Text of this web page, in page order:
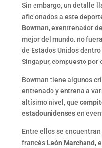
Sin embargo, un detalle
aficionados a este
Bowman,exentrenador
mejor del mundo, no
de Estados Unidos
Singapur, compuesto por
Bowman tiene algunos
entrenado y entrena a
altísimo nivel, que
estadounidensesen
Entre ellos se encuentran
francés León Marchand,